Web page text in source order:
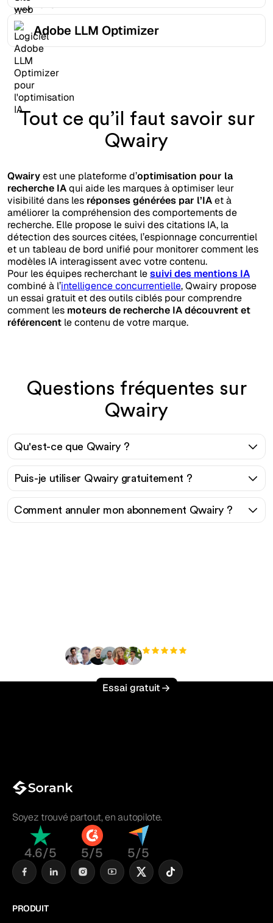
Adobe LLM Optimizer
Tout ce qu’il faut savoir sur
Qwairy
Qwairyest une plateforme d’optimisation pour la
recherche IAqui aide les marques à optimiser leur
visibilité dans les réponses générées par l’IAet à
améliorer la compréhension des comportements de
recherche. Elle propose le suivi des citations IA, la
détection des sources citées, l’espionnage concurrentiel
et un tableau de bord unifié pour monitorer comment les
modèles IA interagissent avec votre contenu.
Pour les équipes recherchant lesuivi des mentions IA
combiné à l’intelligence concurrentielle, Qwairy propose
un essai gratuit et des outils ciblés pour comprendre
comment les moteurs de recherche IA découvrent et
référencent le contenu de votre marque.
Questions fréquentes sur
Qwairy
Qu'est-ce que Qwairy ?
Puis-je utiliser Qwairy gratuitement ?
Comment annuler mon abonnement Qwairy ?
Essai gratuit
Soyez trouvé partout, en autopilote.
4.6/5 5/5 5/5
PRODUIT